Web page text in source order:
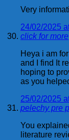
Very
24/02/2025
click for more
Heya i am
and I find It
hoping to
as you
25/02/2025
pelechy pre
You
literature